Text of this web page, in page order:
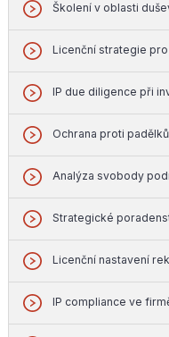
Školení v oblasti
Licenční strategie
IP due diligence při
Ochrana proti
Analýza svobody
Strategické
Licenční nastavení
IP compliance ve